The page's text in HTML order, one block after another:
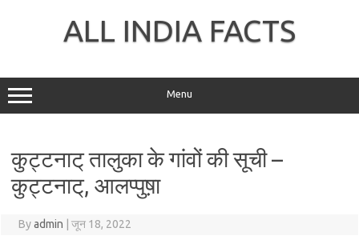
ALL INDIA FACTS
Menu
कुट्टनाट् तालुका के गांवों की सूची –
कुट्टनाट्, आलप्पुष़ा
Byadmin जून 18, 2022